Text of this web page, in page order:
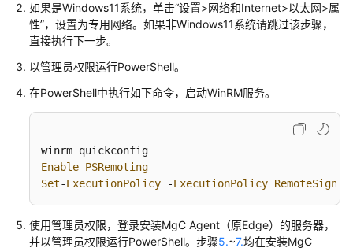
门
用
户
南
Agent
操
作
如果是Windows11系统，单击“设置>网络和Internet>以太网>属
性”，设置为专用网络。如果非Windows11系统请跳过该步骤，
直接执行下一步。
以管理员权限运行PowerShell。
在PowerShell中执行如下命令，启动WinRM服务。
Enable-PSRemoting
Set-ExecutionPolicy -ExecutionPolicy RemoteSigned
使用管理员权限，登录安装MgC Agent（原Edge）的服务器，
并以管理员权限运行PowerShell。步骤5.~7.均在安装MgC